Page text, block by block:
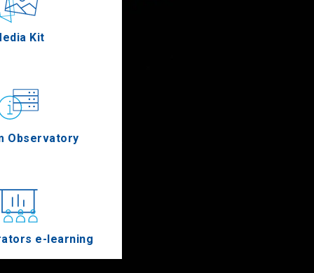
Ereignisse
Kit
Observatory
e-learning